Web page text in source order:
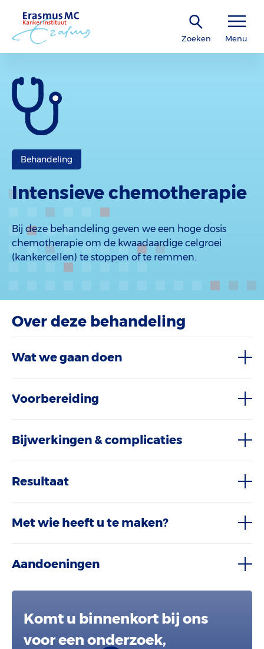
Zoeken Menu
Behandeling
Intensieve chemotherapie
Bij deze behandeling geven we een hoge dosis
chemotherapie om de kwaadaardige celgroei
(kankercellen) te stoppen of te remmen.
Over deze behandeling
Wat we gaan doen
Voorbereiding
Bijwerkingen & complicaties
Resultaat
Met wie heeft u te maken?
Aandoeningen
Komt u binnenkort bij ons
voor een onderzoek,